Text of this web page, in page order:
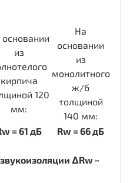
из
кирпича
120
мм:
На
основании
из
монолитного
ж/б
толщиной
140 мм:
= 61 дБ Rw = 66 дБ
ΔRw ~